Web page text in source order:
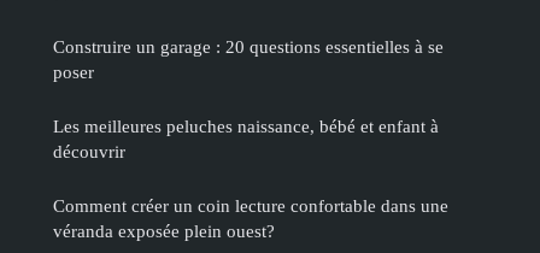
Construire un garage : 20 questions essentielles à se
poser
Les meilleures peluches naissance, bébé et enfant à
découvrir
Comment créer un coin lecture confortable dans une
véranda exposée plein ouest?